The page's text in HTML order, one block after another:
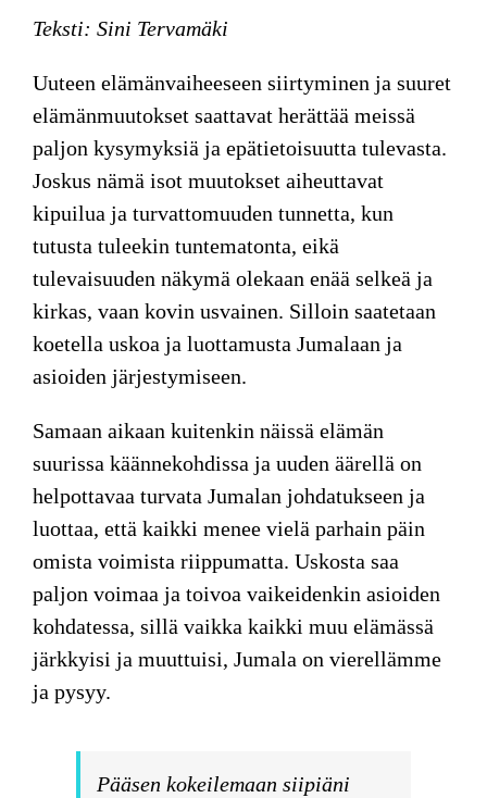
Teksti: Sini Tervamäki
Uuteen elämänvaiheeseen siirtyminen ja suuret
elämänmuutokset saattavat herättää meissä
paljon kysymyksiä ja epätietoisuutta tulevasta.
Joskus nämä isot muutokset aiheuttavat
kipuilua ja turvattomuuden tunnetta, kun
tutusta tuleekin tuntematonta, eikä
tulevaisuuden näkymä olekaan enää selkeä ja
kirkas, vaan kovin usvainen. Silloin saatetaan
koetella uskoa ja luottamusta Jumalaan ja
asioiden järjestymiseen.
Samaan aikaan kuitenkin näissä elämän
suurissa käännekohdissa ja uuden äärellä on
helpottavaa turvata Jumalan johdatukseen ja
luottaa, että kaikki menee vielä parhain päin
omista voimista riippumatta. Uskosta saa
paljon voimaa ja toivoa vaikeidenkin asioiden
kohdatessa, sillä vaikka kaikki muu elämässä
järkkyisi ja muuttuisi, Jumala on vierellämme
ja pysyy.
Pääsen kokeilemaan siipiäni